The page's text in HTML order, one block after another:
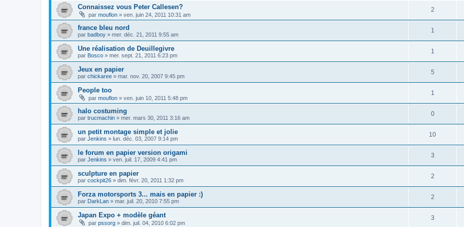
Connaissez vous Peter Callesen?
par mouflon » ven. juin 24, 2011 10:31 am
2
france bleu nord
par badboy » mer. déc. 21, 2011 9:55 am
1
Une réalisation de Deuillegivre
par Bosco » mer. sept. 21, 2011 6:23 pm
1
Jeux en papier
par chickaree » mar. nov. 20, 2007 9:45 pm
5
People too
par mouflon » ven. juin 10, 2011 5:48 pm
1
halo costuming
par trucmachin » mer. mars 30, 2011 3:16 am
0
un petit montage simple et jolie
par Jenkins » lun. déc. 03, 2007 9:14 pm
10
le forum en papier version origami
par Jenkins » ven. juil. 17, 2009 4:41 pm
3
sculpture en papier
par cockpit26 » dim. févr. 20, 2011 1:32 pm
2
Forza motorsports 3... mais en papier :)
par DarkLan » mar. juil. 20, 2010 7:55 pm
2
Japan Expo + modèle géant
par pssorg » dim. juil. 04, 2010 6:02 pm
3